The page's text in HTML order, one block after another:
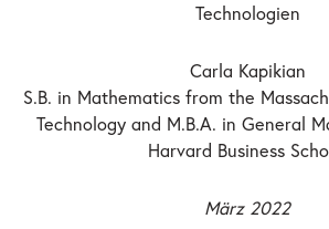
Technologien
Carla Kapikian
S.B. in Mathematics from the
Technology and M.B.A. in General
Harvard Business
März 2022